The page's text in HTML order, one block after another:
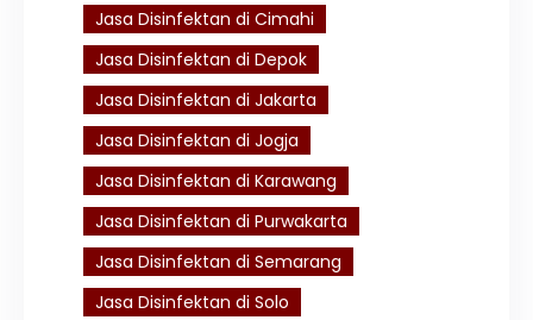
Jasa Disinfektan di Cimahi
Jasa Disinfektan di Depok
Jasa Disinfektan di Jakarta
Jasa Disinfektan di Jogja
Jasa Disinfektan di Karawang
Jasa Disinfektan di Purwakarta
Jasa Disinfektan di Semarang
Jasa Disinfektan di Solo